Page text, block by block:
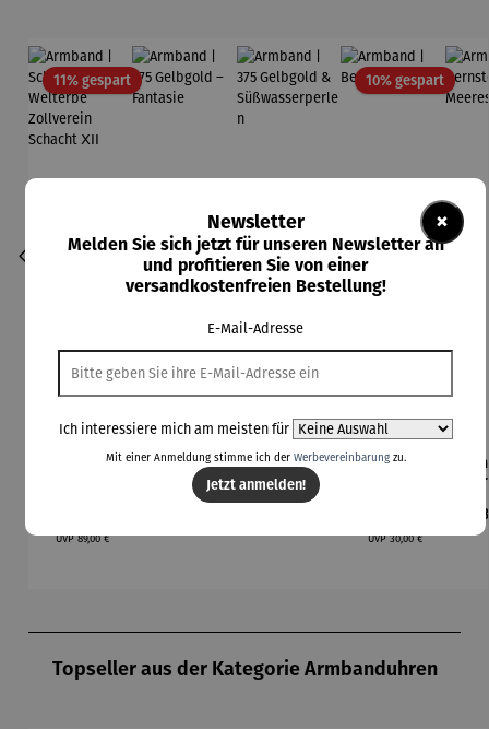
11% gespartRabatt
Armband |
Zollverein
UVPRegulärer Preis:
89,00 €
Armband |
375
Gelbgold –
Armband |
375
Gelbgold
Süßwasse
10% gespartRabatt
Durchschnittliche
Armband |
UVPRegulärer Preis:
30,00 €
Topseller aus der Kategorie Armbanduhren
×
Newsletter
Melden Sie sich jetzt für unseren Newsletter an
und profitieren Sie von einer
versandkostenfreien Bestellung!
E-Mail-Adresse
Ich interessiere mich am meisten für
Mit einer Anmeldung stimme ich der Werbevereinbarungzu.
Jetzt anmelden!